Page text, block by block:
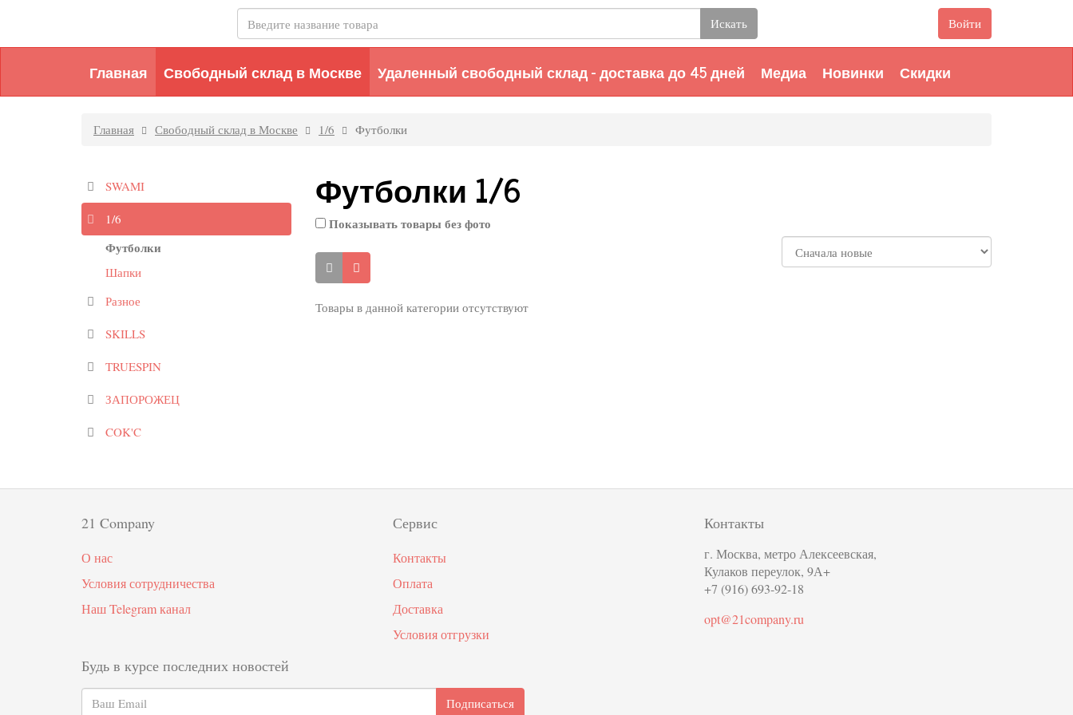
Войти
Искать
Главная Свободный склад в Москве Удаленный свободный склад - доставка до 45 дней Медиа Новинки Скидки
Главная Свободный склад в Москве 1/6 Футболки
SWAMI
1/6
Футболки
Шапки
Разное
SKILLS
TRUESPIN
ЗАПОРОЖЕЦ
COK'C
Футболки 1/6
Показывать товары без фото
Товары в данной категории отсутствуют
21 Company
О нас
Условия сотрудничества
Наш Telegram канал
Сервис
Контакты
Оплата
Доставка
Условия отгрузки
Контакты
г. Москва, метро Алексеевская,
Кулаков переулок, 9А+
+7 (916) 693-92-18
opt@21company.ru
Будь в курсе последних новостей
Подписаться